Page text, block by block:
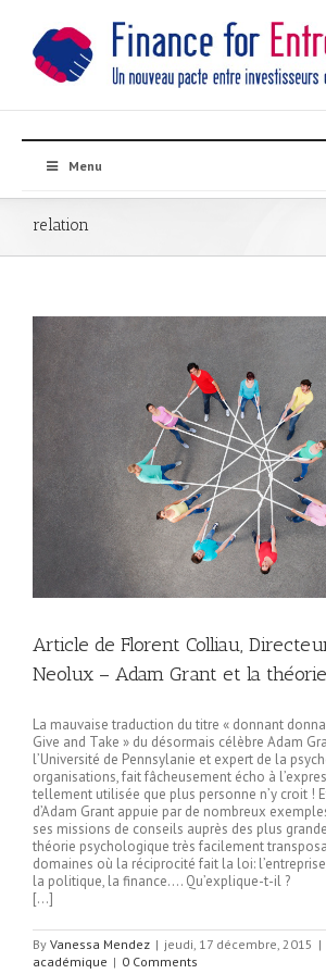
Menu
relation
Article de Florent Colliau,
Neolux – Adam Grant et la
La mauvaise traduction du titre « donnant
Give and Take » du désormais célèbre Adam
l’Université de Pennsylanie et expert de la
organisations, fait fâcheusement écho à
tellement utilisée que plus personne n’y croit !
d’Adam Grant appuie par de nombreux
ses missions de conseils auprès des plus
théorie psychologique très facilement
domaines où la réciprocité fait la loi:
la politique, la finance…. Qu’explique-t-il ?
[…]
By Vanessa Mendez | jeudi, 17 décembre, 2015 |
académique | 0 Comments